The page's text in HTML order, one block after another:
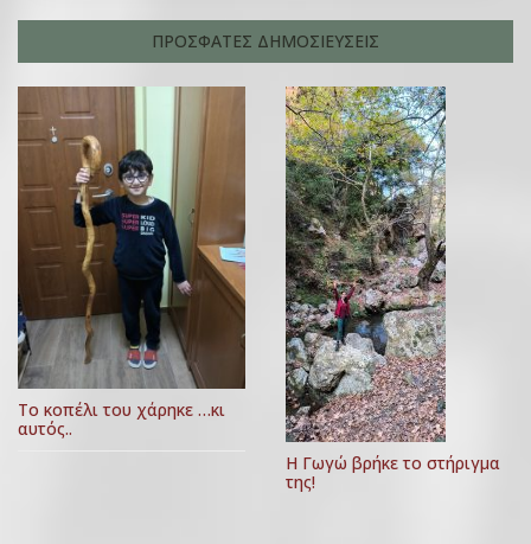
ΠΡΟΣΦΑΤΕΣ ΔΗΜΟΣΙΕΥΣΕΙΣ
Το κοπέλι του χάρηκε …κι
αυτός..
Η Γωγώ βρήκε το στήριγμα
της!